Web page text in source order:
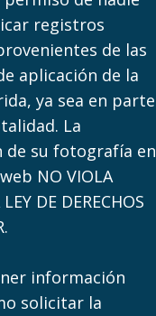
registros
de las
aplicación de la
ya sea en parte
La
de su fotografía en
NO VIOLA
DE DERECHOS
información
solicitar la